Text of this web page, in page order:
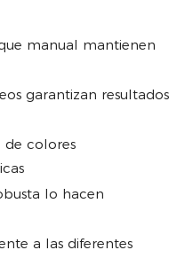
manual mantienen
garantizan resultados
de colores
lo hacen
a las diferentes